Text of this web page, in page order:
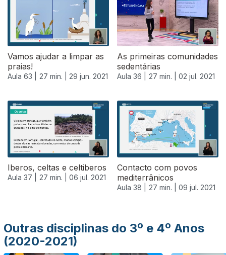
Vamos ajudar a limpar as
praias!
Aula 63 | 27 min. | 29 jun. 2021
As primeiras comunidades
sedentárias
Aula 36 | 27 min. | 02 jul. 2021
Iberos, celtas e celtiberos
Aula 37 | 27 min. | 06 jul. 2021
Contacto com povos
mediterrânicos
Aula 38 | 27 min. | 09 jul. 2021
556624
Outras disciplinas do 3º e 4º Anos
(2020-2021)